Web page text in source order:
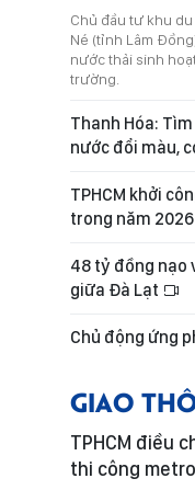
Chủ đầu tư khu
Né (tỉnh Lâm
nước thải sinh
trường.
Thanh Hóa:
nước đổi màu,
TPHCM khởi
trong năm 2026
48 tỷ đồng nạo
giữa Đà Lạt
Chủ động ứng
GIAO
TPHCM điều
thi công